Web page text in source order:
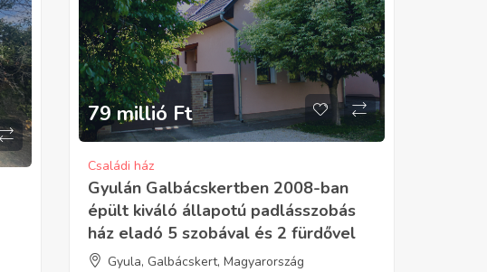
79 millió Ft
Családi ház
Gyulán Galbácskertben 2008-ban
épült kiváló állapotú padlásszobás
ház eladó 5 szobával és 2 fürdővel
Gyula, Galbácskert, Magyarország